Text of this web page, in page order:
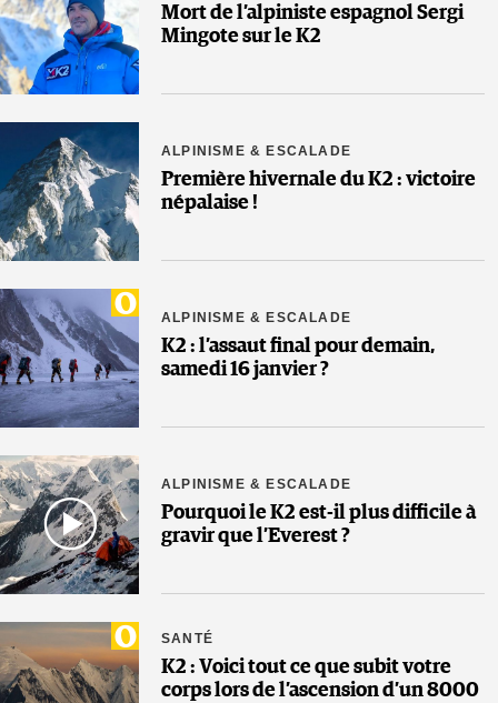
Mort de l’alpiniste espagnol Sergi
Mingote sur le K2
ALPINISME & ESCALADE
Première hivernale du K2 : victoire
népalaise !
ALPINISME & ESCALADE
K2 : l’assaut final pour demain,
samedi 16 janvier ?
ALPINISME & ESCALADE
Pourquoi le K2 est-il plus difficile à
gravir que l’Everest ?
SANTÉ
K2 : Voici tout ce que subit votre
corps lors de l’ascension d’un 8000